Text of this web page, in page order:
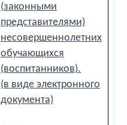
(законными
представителями)
несовершеннолетних
обучающихся
(воспитанников).
(в виде электронного
документа)